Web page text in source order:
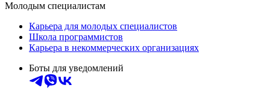
Молодым специалистам
Карьера для молодых специалистов
Школа программистов
Карьера в некоммерческих организациях
Боты для уведомлений